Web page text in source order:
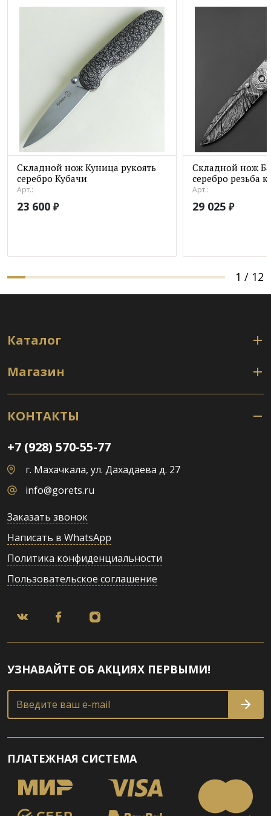
Складной нож Куница рукоять
серебро Кубачи
Арт.:
23 600 ₽
Складной нож
серебро резьба
Арт.:
29 025 ₽
1 / 12
Каталог
Магазин
КОНТАКТЫ
+7 (928) 570-55-77
г. Махачкала, ул. Дахадаева д. 27
info@gorets.ru
Заказать звонок
Написать в WhatsApp
Политика конфиденциальности
Пользовательское соглашение
УЗНАВАЙТЕ ОБ АКЦИЯХ ПЕРВЫМИ!
Введите ваш e-mail
ПЛАТЕЖНАЯ СИСТЕМА